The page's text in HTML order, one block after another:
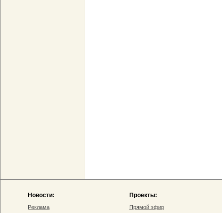
Новости:
Реклама
Проекты:
Прямой эфир